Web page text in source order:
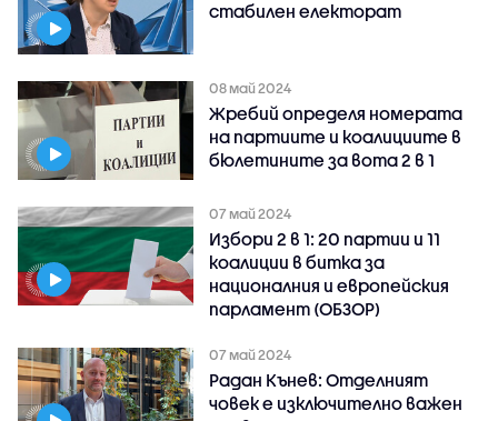
стабилен електорат
08 май 2024
Жребий определя номерата
на партиите и коалициите в
бюлетините за вота 2 в 1
07 май 2024
Избори 2 в 1: 20 партии и 11
коалиции в битка за
националния и европейския
парламент (ОБЗОР)
07 май 2024
Радан Кънев: Отделният
човек е изключително важен